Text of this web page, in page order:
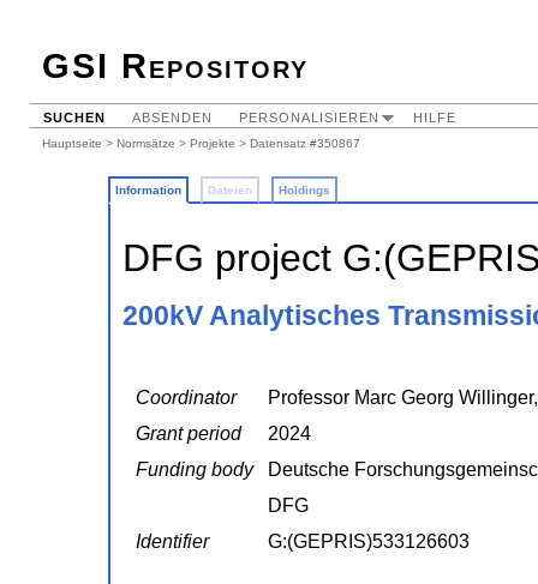
GSI Repository
SUCHEN ABSENDEN PERSONALISIEREN HILFE
Hauptseite > Normsätze > Projekte > Datensatz #350867
Information Dateien Holdings
DFG project
200kV Analytisches
Coordinator
Professor Marc Georg
Grant period
2024
Funding body
Deutsche
DFG
Identifier
G:(GEPRIS)533126603